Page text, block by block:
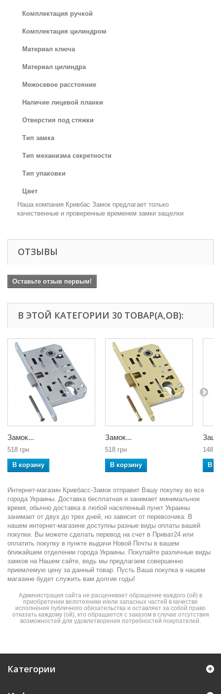
Комплектация ручкой
Комплектация цилиндром
Материал ключа
Материал цилиндра
Межосевое расстояние
Наличие лицевой планки
Отверстия под стяжки
Тип замка
Тип механизма секретности
Тип упаковки
Цвет
Наша компания Кривбас Замок предлагает только
качественные и проверенные временем замки защелки
ОТЗЫВЫ
Оставьте отзыв первым!
В ЭТОЙ КАТЕГОРИИ 30 ТОВАР(А,ОВ):
Замок...
518 грн
В корзину
Замок...
518 грн
В корзину
148
В
Интернет-магазин Кривбасс-Замок отправит Вашу покупку во все
города Украины. Доставка бесплатная и занимает минимальное
время, обычно доставка в любой населенный пункт Украины
занимает от двух до трех дней, но зависит от перевозчика. В
нашем интернет-магазине доступны разные виды оплаты вашей
покупки. Вы можете сделать перевод на счет в Приват24 или
оплатить покупку в пункте выдачи Новой Почты в вашем
ближайшем отделении города Украины. Покупайте различные виды
замков на Нашем сайте, ведь мы предлагаем совершенно
приемлемую цену за данный товар. Пусть Ваша покупка в нашем
магазине будет служить вам долгие годы!
Администрация сайта не расценивает обращение каждого (ой) в
приобретении велотехники и/или запасных частей в качестве
исполнения публичного обязательства и оставляет за собой право
отказать каждому (ой), кто обращается с заказом в случае отсутствия
возможностей для удовлетворения потребностей покупателей.
Категории